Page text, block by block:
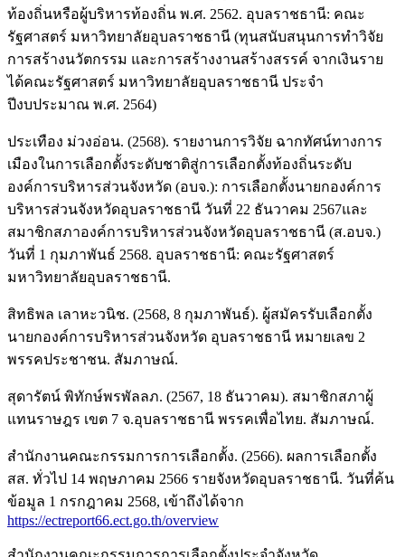
ท้องถิ่นหรือผู้บริหารท้องถิ่น พ.ศ. 2562. อุบลราชธานี: คณะ
รัฐศาสตร์ มหาวิทยาลัยอุบลราชธานี (ทุนสนับสนุนการทำวิจัย
การสร้างนวัตกรรม และการสร้างงานสร้างสรรค์ จากเงินราย
ได้คณะรัฐศาสตร์ มหาวิทยาลัยอุบลราชธานี ประจำ
ปีงบประมาณ พ.ศ. 2564)
ประเทือง ม่วงอ่อน. (2568). รายงานการวิจัย ฉากทัศน์ทางการ
เมืองในการเลือกตั้งระดับชาติสู่การเลือกตั้งท้องถิ่นระดับ
องค์การบริหารส่วนจังหวัด (อบจ.): การเลือกตั้งนายกองค์การ
บริหารส่วนจังหวัดอุบลราชธานี วันที่ 22 ธันวาคม 2567และ
สมาชิกสภาองค์การบริหารส่วนจังหวัดอุบลราชธานี (ส.อบจ.)
วันที่ 1 กุมภาพันธ์ 2568. อุบลราชธานี: คณะรัฐศาสตร์
มหาวิทยาลัยอุบลราชธานี.
สิทธิพล เลาหะวนิช. (2568, 8 กุมภาพันธ์). ผู้สมัครรับเลือกตั้ง
นายกองค์การบริหารส่วนจังหวัด อุบลราชธานี หมายเลข 2
พรรคประชาชน. สัมภาษณ์.
สุดารัตน์ พิทักษ์พรพัลลภ. (2567, 18 ธันวาคม). สมาชิกสภาผู้
แทนราษฎร เขต 7 จ.อุบลราชธานี พรรคเพื่อไทย. สัมภาษณ์.
สำนักงานคณะกรรมการการเลือกตั้ง. (2566). ผลการเลือกตั้ง
สส. ทั่วไป 14 พฤษภาคม 2566 รายจังหวัดอุบลราชธานี. วันที่ค้น
ข้อมูล 1 กรกฎาคม 2568, เข้าถึงได้จาก
https://ectreport66.ect.go.th/overview